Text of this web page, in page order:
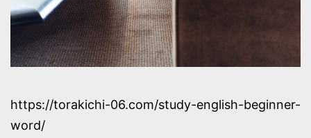
https://torakichi-06.com/study-english-beginner-
word/